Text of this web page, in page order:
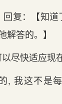
复：【知
解答的。】
尽快适应现‌
, 我‌这不是